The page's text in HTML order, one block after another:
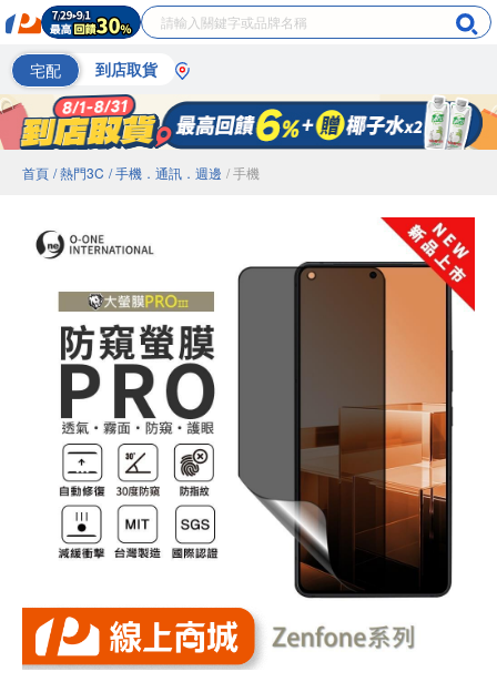
宅配 到店取貨
首頁 / 熱門3C / 手機．通訊．週邊 / 手機